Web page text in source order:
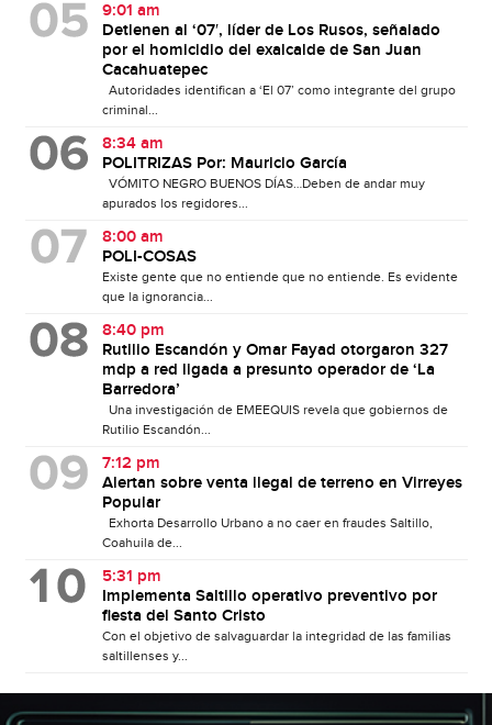
9:01 am
Detienen al ‘07′, líder de Los Rusos, señalado
por el homicidio del exalcalde de San Juan
Cacahuatepec
Autoridades identifican a ‘El 07’ como integrante del grupo
criminal...
8:34 am
POLITRIZAS Por: Mauricio García
VÓMITO NEGRO BUENOS DÍAS…Deben de andar muy
apurados los regidores...
8:00 am
POLI-COSAS
Existe gente que no entiende que no entiende. Es evidente
que la ignorancia...
8:40 pm
Rutilio Escandón y Omar Fayad otorgaron 327
mdp a red ligada a presunto operador de ‘La
Barredora’
Una investigación de EMEEQUIS revela que gobiernos de
Rutilio Escandón...
7:12 pm
Alertan sobre venta ilegal de terreno en Virreyes
Popular
Exhorta Desarrollo Urbano a no caer en fraudes Saltillo,
Coahuila de...
5:31 pm
Implementa Saltillo operativo preventivo por
fiesta del Santo Cristo
Con el objetivo de salvaguardar la integridad de las familias
saltillenses y...